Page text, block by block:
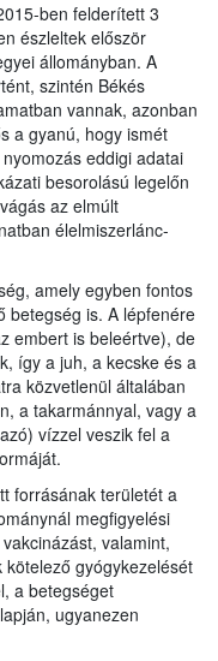
ben felderített 3
észleltek először
állományban. A
szintén Békés
vannak, azonban
a gyanú, hogy ismét
eddigi adatai
besorolású legelőn
az elmúlt
élelmiszerlánc-
amely egyben fontos
betegség is. A lépfenére
embert is beleértve), de
így a juh, a kecske és a
közvetlenül általában
a takarmánnyal, vagy a
vízzel veszik fel a
forrásának területét a
megfigyelési
valamint,
gyógykezelését
a betegséget
ugyanezen